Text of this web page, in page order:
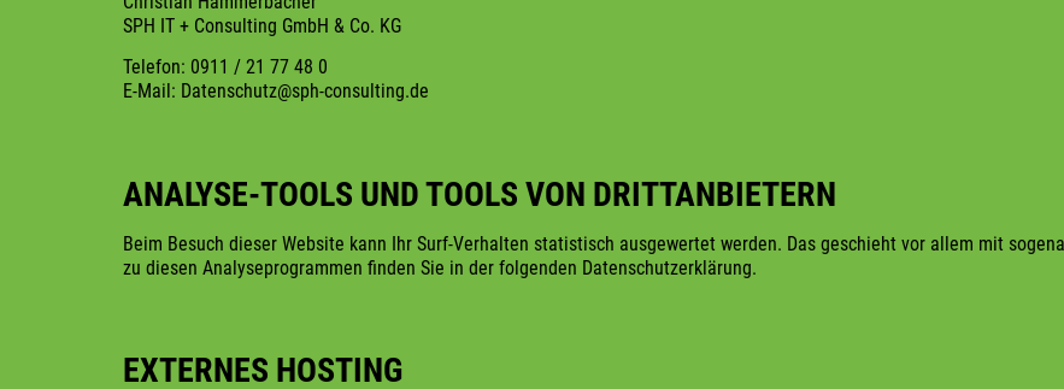
SPH IT + Consulting GmbH & Co. KG
Telefon: 0911 / 21 77 48 0
E-Mail: Datenschutz@sph-consulting.de
ANALYSE-TOOLS UND TOOLS VON DRITTANBIETERN
Beim Besuch dieser Website kann Ihr Surf-Verhalten statistisch ausgewertet werden. Das geschieht vor allem mit
zu diesen Analyseprogrammen finden Sie in der folgenden Datenschutzerklärung.
EXTERNES HOSTING